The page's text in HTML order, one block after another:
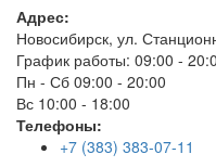
Адрес:
Новосибирск, ул.
График работы: 09:00 -
Пн - Сб 09:00 - 20:00
Вс 10:00 - 18:00
Телефоны:
+7 (383) 383-07-11